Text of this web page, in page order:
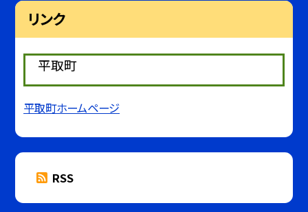
リンク
平取町
平取町ホームページ
RSS